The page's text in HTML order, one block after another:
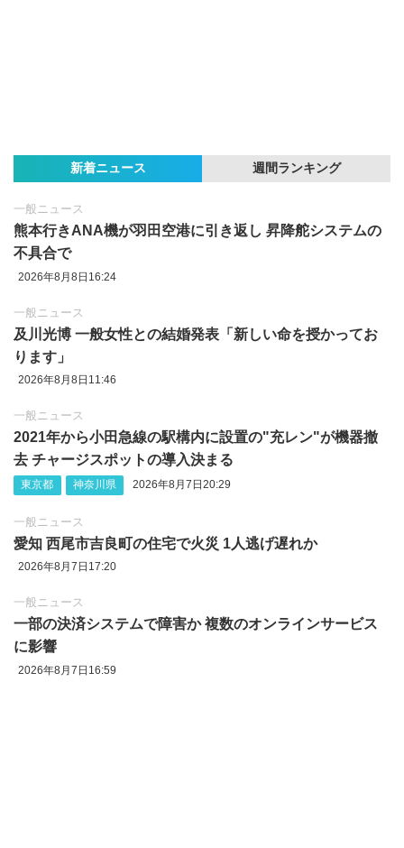
新着ニュース 週間ランキング
一般ニュース
熊本行きANA機が羽田空港に引き返し 昇降舵システムの
不具合で
2026年8月8日16:24
一般ニュース
及川光博 一般女性との結婚発表「新しい命を授かってお
ります」
2026年8月8日11:46
一般ニュース
2021年から小田急線の駅構内に設置の"充レン"が機器撤
去 チャージスポットの導入決まる
東京都 神奈川県 2026年8月7日20:29
一般ニュース
愛知 西尾市吉良町の住宅で火災 1人逃げ遅れか
2026年8月7日17:20
一般ニュース
一部の決済システムで障害か 複数のオンラインサービス
に影響
2026年8月7日16:59